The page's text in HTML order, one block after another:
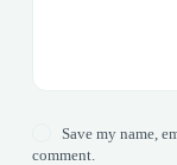
Save my name,
comment.